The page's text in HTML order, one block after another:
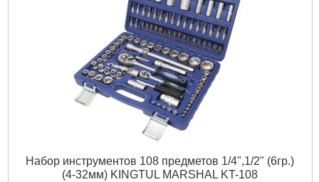
Набор инструментов 108 предметов 1/4",1/2" (6гр.)
(4-32мм) KINGTUL MARSHAL KT-108